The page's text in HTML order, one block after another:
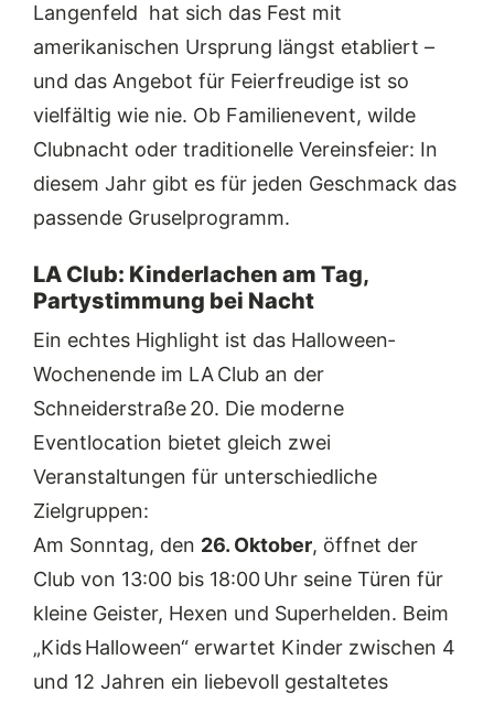
Langenfeld hat sich das Fest mit
amerikanischen Ursprung längst etabliert –
und das Angebot für Feierfreudige ist so
vielfältig wie nie. Ob Familienevent, wilde
Clubnacht oder traditionelle Vereinsfeier: In
diesem Jahr gibt es für jeden Geschmack das
passende Gruselprogramm.
LA Club: Kinderlachen am Tag,
Partystimmung bei Nacht
Ein echtes Highlight ist das Halloween‐
Wochenende im LA Club an der
Schneiderstraße 20. Die moderne
Eventlocation bietet gleich zwei
Veranstaltungen für unterschiedliche
Zielgruppen:
Am Sonntag, den 26. Oktober, öffnet der
Club von 13:00 bis 18:00 Uhr seine Türen für
kleine Geister, Hexen und Superhelden. Beim
„Kids Halloween“ erwartet Kinder zwischen 4
und 12 Jahren ein liebevoll gestaltetes